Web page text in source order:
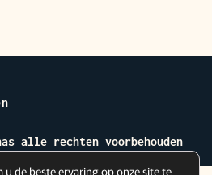
alle rechten voorbehouden
de beste ervaring op onze site te